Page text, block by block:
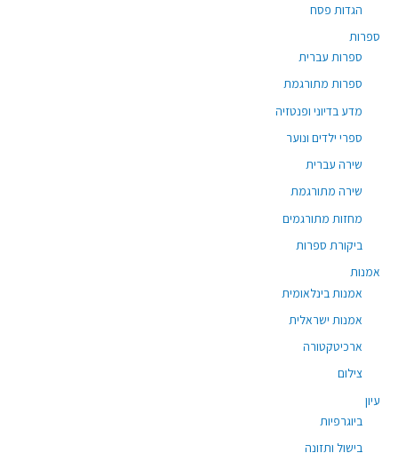
הגדות פסח
ספרות
ספרות עברית
ספרות מתורגמת
מדע בדיוני ופנטזיה
ספרי ילדים ונוער
שירה עברית
שירה מתורגמת
מחזות מתורגמים
ביקורת ספרות
אמנות
אמנות בינלאומית
אמנות ישראלית
ארכיטקטורה
צילום
עיון
ביוגרפיות
בישול ותזונה